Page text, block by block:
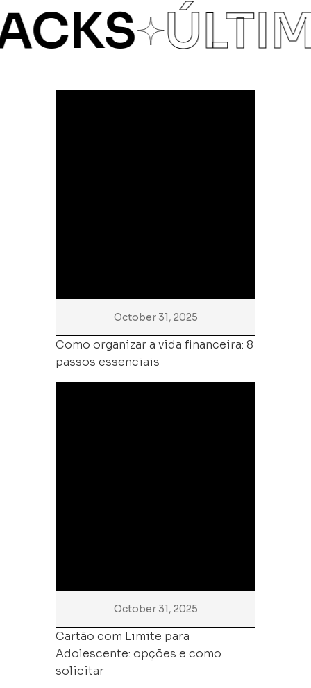
October 31, 2025
Como organizar a vida financeira: 8
passos essenciais
October 31, 2025
Cartão com Limite para
Adolescente: opções e como
solicitar